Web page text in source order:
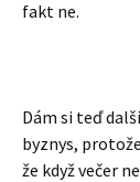
fakt ne.
Dám si teď
byznys,
že když večer